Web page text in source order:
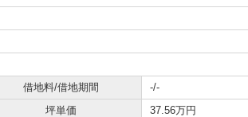
借地料/借地期間
-/-
坪単価
37.56万円